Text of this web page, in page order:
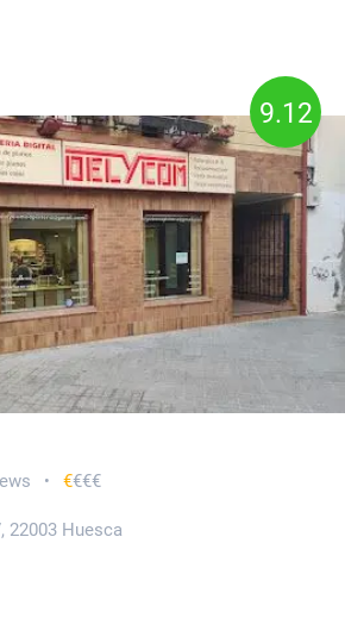
9.12
• €€€€
22003 Huesca